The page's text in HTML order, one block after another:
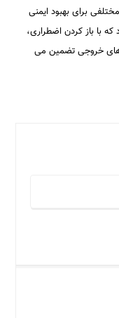
برای بهبود ایمنی
با باز کردن اضطراری،
های خروجی تضمین می‌